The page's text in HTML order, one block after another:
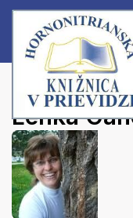
Hlavná stránka
Lenka